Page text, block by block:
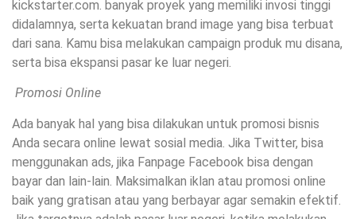
kickstarter.com. banyak proyek yang memiliki invosi tinggi
didalamnya, serta kekuatan brand image yang bisa terbuat
dari sana. Kamu bisa melakukan campaign produk mu disana,
serta bisa ekspansi pasar ke luar negeri.
Promosi Online
Ada banyak hal yang bisa dilakukan untuk promosi bisnis
Anda secara online lewat sosial media. Jika Twitter, bisa
menggunakan ads, jika Fanpage Facebook bisa dengan
bayar dan lain-lain. Maksimalkan iklan atau promosi online
baik yang gratisan atau yang berbayar agar semakin efektif.